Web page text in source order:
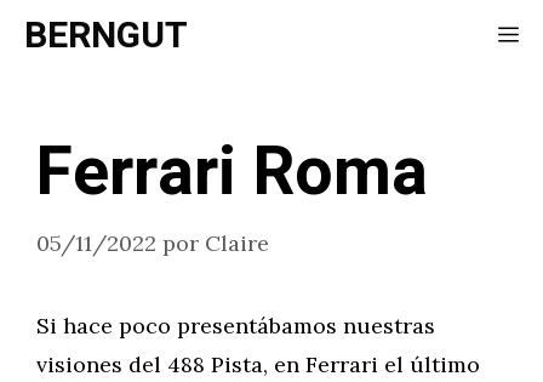
Saltar
BERNGUT
Ferrari Roma
05/11/2022 por Claire
Si hace poco presentábamos nuestras
visiones del 488 Pista, en Ferrari el último